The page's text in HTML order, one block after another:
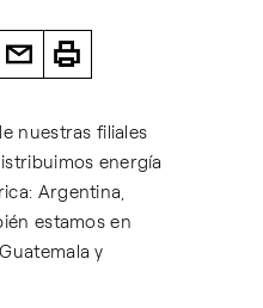
nuestras filiales
energía
Argentina,
estamos en
y